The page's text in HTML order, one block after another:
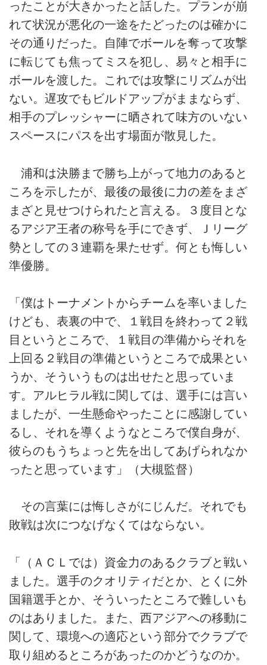
ったことが大きかったと話した。プランが崩
れて状況が悪化の一途をたどったのは確かに
その通りだった。自陣でボールを奪って攻撃
に転じても焦ってミスを犯し、易々と相手に
ボールを渡した。これでは攻撃にリズムが出
ない。遅攻でもビルドアップがままならず、
相手のプレッシャーに晒されて味方のいない
スペースにパスを出す場面が散見した。
浦和は決勝まで勝ち上がって地力のあると
ころを示したが、最後の最後に力の差をまざ
まざと見せつけられたと言える。３度目とな
るアジア王者の称号を手にできず、Ｊリーグ
勢としての３連覇を果たせず。何とも悔しい
準優勝。
「僕はトーナメントからチームを率いました
けども、表裏の中で、１戦目を終わって２戦
目というところで、１戦目の準備からそれを
上回る２戦目の準備というところで成果とい
うか、そういうものは出せたと思っていま
す。アルヒラル戦に関しては、選手には言い
ましたが、一生懸命やったことに感謝してい
るし、それを導くようなところで僕自身が、
彼らのもうちょっと先を出してあげられなか
ったと思っています」（大槻監督）
その言葉には悔しさがにじんだ。それでも
敗戦は次につなげなくてはならない。
「（ＡＣＬでは）資金力のあるクラブと戦い
ました。選手のクオリティだとか、とくに外
国籍選手とか、そういったところで難しいも
のはありました。また、西アジアへの移動に
関して、環境への適応という部分でクラブで
取り組めるところがあったのかどうなのか。